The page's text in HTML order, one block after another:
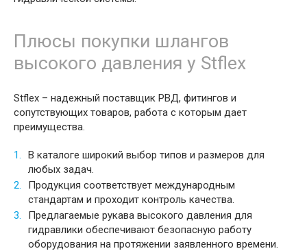
Плюсы покупки шлангов
высокого давления у Stflex
Stflex – надежный поставщик РВД, фитингов и
сопутствующих товаров, работа с которым дает
преимущества.
В каталоге широкий выбор типов и размеров для
любых задач.
Продукция соответствует международным
стандартам и проходит контроль качества.
Предлагаемые рукава высокого давления для
гидравлики обеспечивают безопасную работу
оборудования на протяжении заявленного времени.